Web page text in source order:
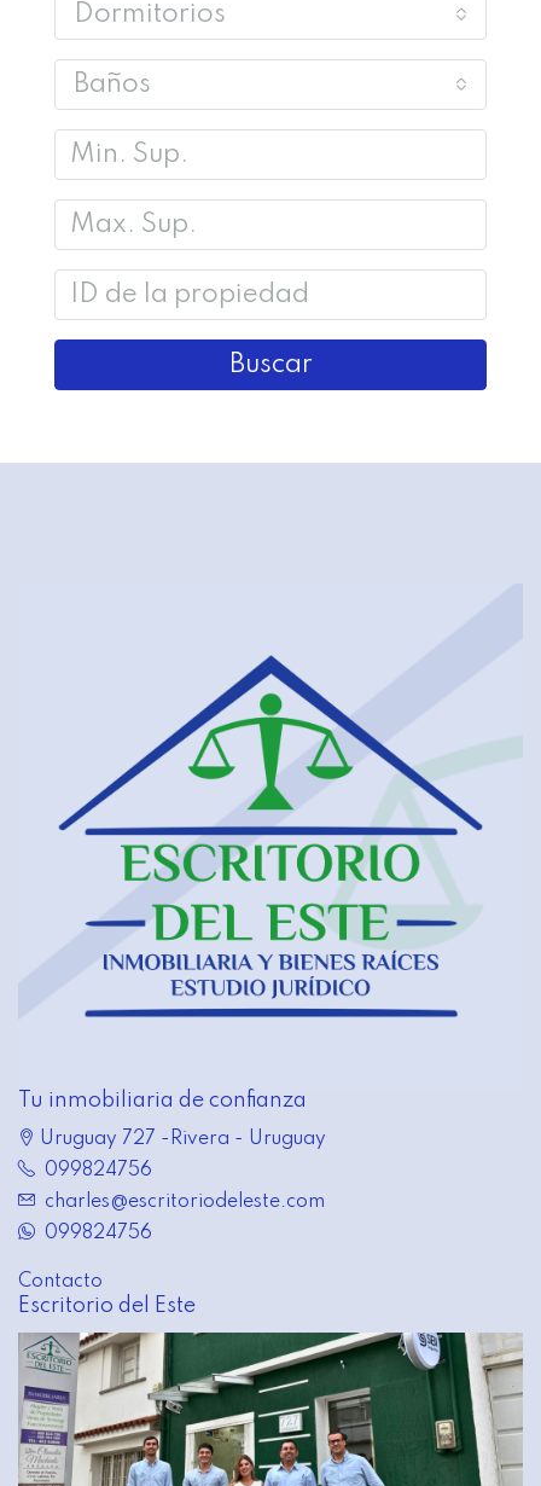
Dormitorios
Baños
Buscar
Tu inmobiliaria de confianza
Uruguay 727 -Rivera - Uruguay
099824756
charles@escritoriodeleste.com
099824756
Contacto
Escritorio del Este